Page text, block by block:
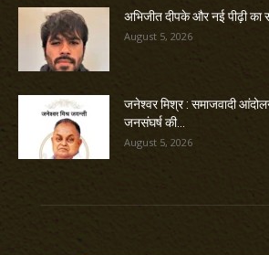
अभिजीत दीपके और नई पीढ़ी का
August 5, 2026
जनेश्वर मिश्र : समाजवादी
जनसंघर्ष की...
August 5, 2026